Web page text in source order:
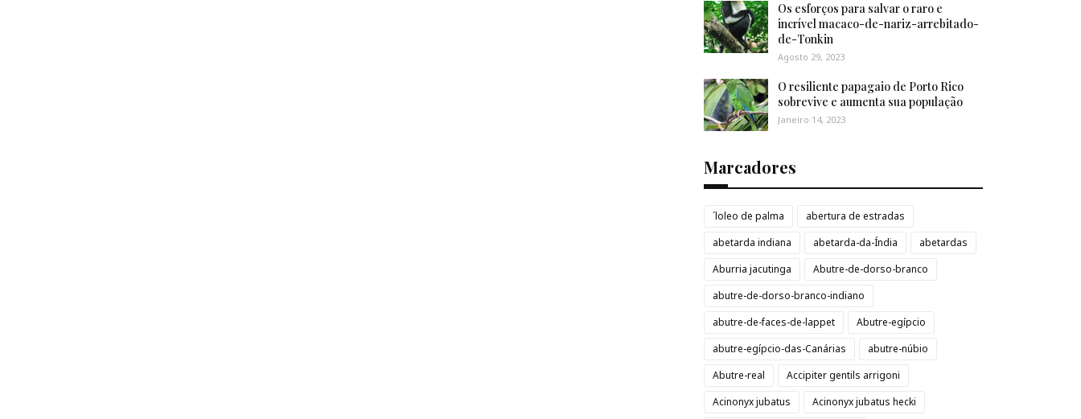
Os esforços para salvar o raro e
incrível macaco-de-nariz-arrebitado-
de-Tonkin
Agosto 29, 2023
O resiliente papagaio de Porto Rico
sobrevive e aumenta sua população
Janeiro 14, 2023
Marcadores
´loleo de palma
abertura de estradas
abetarda indiana
abetarda-da-Índia
abetardas
Aburria jacutinga
Abutre-de-dorso-branco
abutre-de-dorso-branco-indiano
abutre-de-faces-de-lappet
Abutre-egípcio
abutre-egípcio-das-Canárias
abutre-núbio
Abutre-real
Accipiter gentils arrigoni
Acinonyx jubatus
Acinonyx jubatus hecki